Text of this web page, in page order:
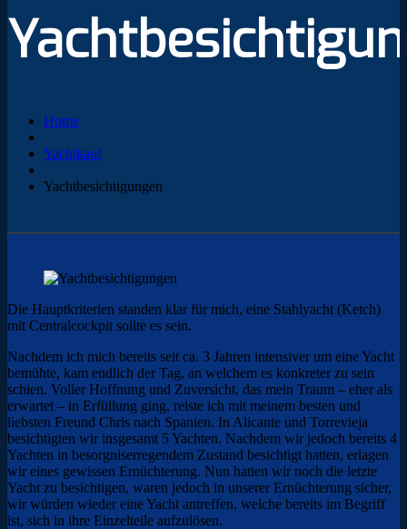
Home
Yachtkauf
Yachtbesichtigungen
Die Hauptkriterien standen klar für mich, eine Stahlyacht (Ketch)
mit Centralcockpit sollte es sein.
Nachdem ich mich bereits seit ca. 3 Jahren intensiver um eine Yacht
bemühte, kam endlich der Tag, an welchem es konkreter zu sein
schien. Voller Hoffnung und Zuversicht, das mein Traum – eher als
erwartet – in Erfüllung ging, reiste ich mit meinem besten und
liebsten Freund Chris nach Spanien. In Alicante und Torrevieja
besichtigten wir insgesamt 5 Yachten. Nachdem wir jedoch bereits 4
Yachten in besorgniserregendem Zustand besichtigt hatten, erlagen
wir eines gewissen Ernüchterung. Nun hatten wir noch die letzte
Yacht zu besichtigen, waren jedoch in unserer Ernüchterung sicher,
wir würden wieder eine Yacht antreffen, welche bereits im Begriff
ist, sich in ihre Einzelteile aufzulösen.